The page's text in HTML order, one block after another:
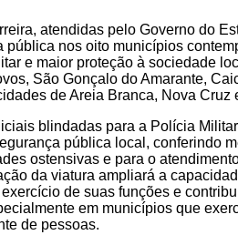
atendidas pelo Governo do
nos oito municípios
e maior proteção à sociedade
São Gonçalo do Amarante,
de Areia Branca, Nova Cruz
blindadas para a Polícia
pública local, conferindo
ostensivas e para o
da viatura ampliará a
de suas funções e
em municípios que
de pessoas.